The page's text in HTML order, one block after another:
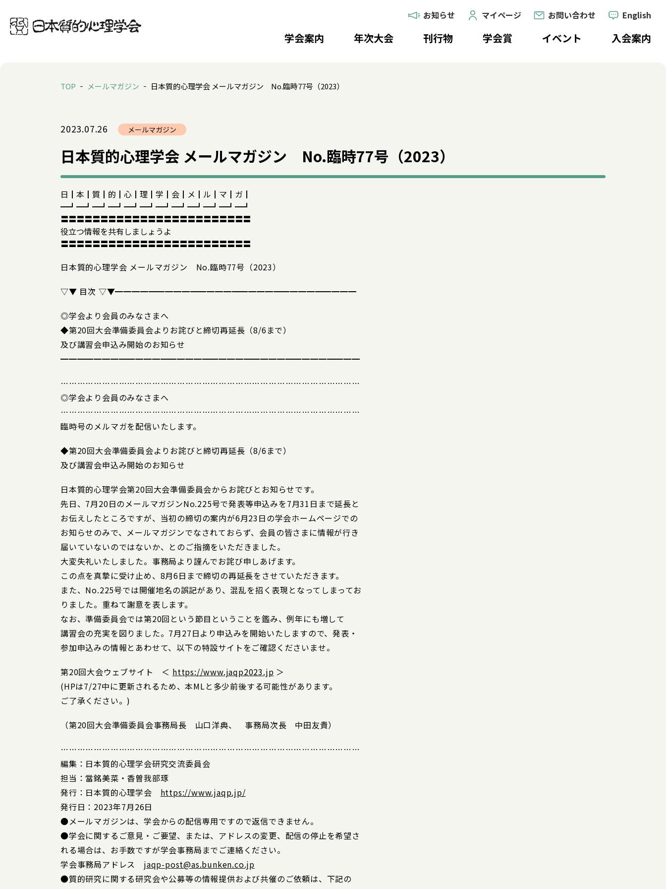
お知らせ マイページ お問い合わせ English
学会案内 年次大会 刊行物 学会賞 イベント 入会案内
TOP メールマガジン 日本質的心理学会 メールマガジン No.臨時77号（2023）
2023.07.26 メールマガジン
日本質的心理学会 メールマガジン No.臨時77号（2023）
日┃本┃質┃的┃心┃理┃学┃会┃メ┃ル┃マ┃ガ┃
━┛━┛━┛━┛━┛━┛━┛━┛━┛━┛━┛━┛
〓〓〓〓〓〓〓〓〓〓〓〓〓〓〓〓〓〓〓〓〓〓〓〓
役立つ情報を共有しましょうよ
〓〓〓〓〓〓〓〓〓〓〓〓〓〓〓〓〓〓〓〓〓〓〓〓
日本質的心理学会 メールマガジン No.臨時77号（2023）
▽▼ 目次 ▽▼━━━━━━━━━━━━━━━━━━━━━━━━━━━━━
◎学会より会員のみなさまへ
◆第20回大会準備委員会よりお詫びと締切再延長（8/6まで）
及び講習会申込み開始のお知らせ
━━━━━━━━━━━━━━━━━━━━━━━━━━━━━━━━━━━━
………………………………………………………………………………………………
◎学会より会員のみなさまへ
………………………………………………………………………………………………
臨時号のメルマガを配信いたします。
◆第20回大会準備委員会よりお詫びと締切再延長（8/6まで）
及び講習会申込み開始のお知らせ
日本質的心理学会第20回大会準備委員会からお詫びとお知らせです。
先日、7月20日のメールマガジンNo.225号で発表等申込みを7月31日まで延長と
お伝えしたところですが、当初の締切の案内が6月23日の学会ホームページでの
お知らせのみで、メールマガジンでなされておらず、会員の皆さまに情報が行き
届いていないのではないか、とのご指摘をいただきました。
大変失礼いたしました。事務局より謹んでお詫び申しあげます。
この点を真摯に受け止め、8月6日まで締切の再延長をさせていただきます。
また、No.225号では開催地名の誤記があり、混乱を招く表現となってしまってお
りました。重ねて謝意を表します。
なお、準備委員会では第20回という節目ということを鑑み、例年にも増して
講習会の充実を図りました。7月27日より申込みを開始いたしますので、発表・
参加申込みの情報とあわせて、以下の特設サイトをご確認くださいませ。
第20回大会ウェブサイト ＜ https://www.jaqp2023.jp ＞
(HPは7/27中に更新されるため、本MLと多少前後する可能性があります。
ご了承ください。)
（第20回大会準備委員会事務局長 山口洋典、 事務局次長 中田友貴）
………………………………………………………………………………………………
編集：日本質的心理学会研究交流委員会
担当：當銘美菜・香曽我部琢
発行：日本質的心理学会 https://www.jaqp.jp/
発行日：2023年7月26日
●メールマガジンは、学会からの配信専用ですので返信できません。
●学会に関するご意見・ご要望、または、アドレスの変更、配信の停止を希望さ
れる場合は、お手数ですが学会事務局までご連絡ください。
学会事務局アドレス jaqp-post@as.bunken.co.jp
●質的研究に関する研究会や公募等の情報提供および共催のご依頼は、下記の